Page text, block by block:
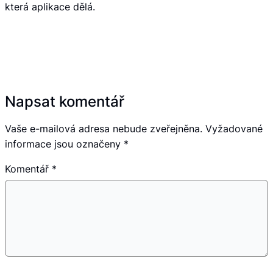
která aplikace dělá.
Napsat komentář
Vaše e-mailová adresa nebude zveřejněna. Vyžadované
informace jsou označeny *
Komentář *